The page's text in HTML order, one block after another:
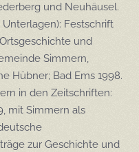
und Neuhäusel.
Festschrift
und
Simmern,
Hübner; Bad Ems 1998.
in den Zeitschriften:
mit Simmern als
zur Geschichte und